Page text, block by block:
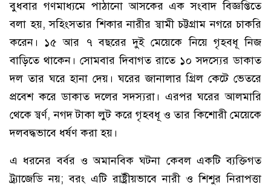
বুধবার গণমাধ্যমে পাঠানো আসকের এক সংবাদ বিজ্ঞপ্তিতে
বলা হয়, সহিংসতার শিকার নারীর স্বামী চট্টগ্রাম নগরে চাকরি
করেন। ১৫ আর ৭ বছরের দুই মেয়েকে নিয়ে গৃহবধূ নিজ
বাড়িতে থাকেন। সোমবার দিবাগত রাতে ১০ সদস্যের ডাকাত
দল তার ঘরে হানা দেয়। ঘরের জানালার গ্রিল কেটে ভেতরে
প্রবেশ করে ডাকাত দলের সদস্যরা। এরপর ঘরের আলমারি
থেকে স্বর্ণ, নগদ টাকা লুট করে গৃহবধূ ও তার কিশোরী মেয়েকে
দলবদ্ধভাবে ধর্ষণ করা হয়।
এ ধরনের বর্বর ও অমানবিক ঘটনা কেবল একটি ব্যক্তিগত
ট্র্যাজেডি নয়; বরং এটি রাষ্ট্রীয়ভাবে নারী ও শিশুর নিরাপত্তা